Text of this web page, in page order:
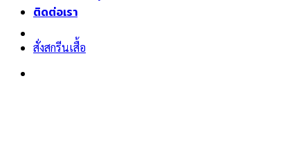
ติดต่อเรา
สั่งสกรีนเสื้อ